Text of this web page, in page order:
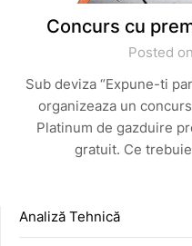
Concurs cu
Posted
Sub deviza “Expune-ti
organizeaza un
Platinum de gazduire
gratuit. Ce
Analiză Tehnică